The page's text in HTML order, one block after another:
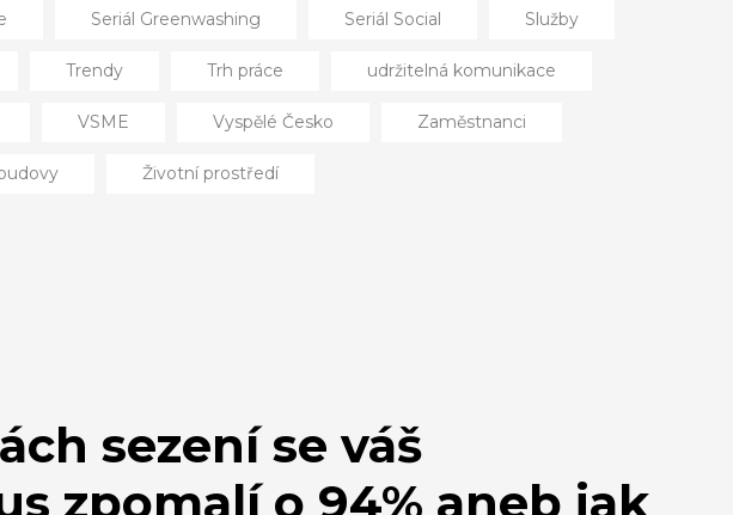
Seriál Greenwashing Seriál Social Služby
Trendy Trh práce udržitelná komunikace
VSME Vyspělé Česko Zaměstnanci
Životní prostředí
sezení se váš
zpomalí o 94% aneb jak